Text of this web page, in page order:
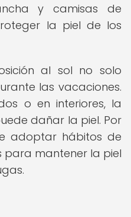
y camisas de
la piel de los
al sol no solo
las vacaciones.
o en interiores, la
dañar la piel. Por
adoptar hábitos de
para mantener la piel